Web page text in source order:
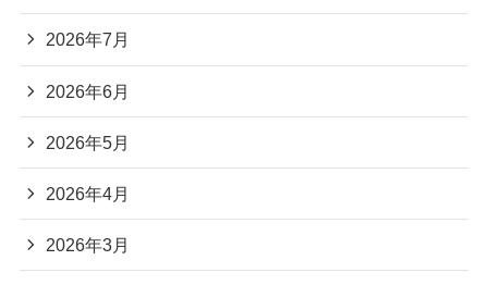
2026年7月
2026年6月
2026年5月
2026年4月
2026年3月